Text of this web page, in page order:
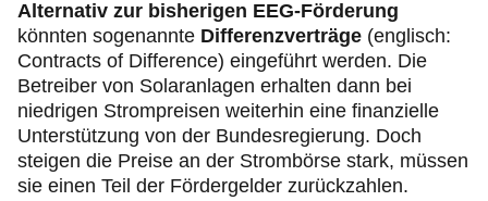
Alternativ zur bisherigen EEG-Förderung
könnten sogenannte Differenzverträge (englisch:
Contracts of Difference) eingeführt werden. Die
Betreiber von Solaranlagen erhalten dann bei
niedrigen Strompreisen weiterhin eine finanzielle
Unterstützung von der Bundesregierung. Doch
steigen die Preise an der Strombörse stark, müssen
sie einen Teil der Fördergelder zurückzahlen.